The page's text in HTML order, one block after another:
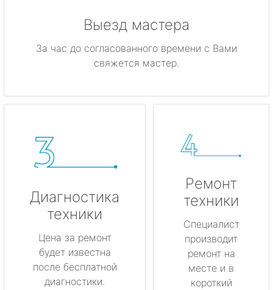
Кириши
Коммунар
Кудрово
Лодейное Поле
Луга
Любань
Мурино
Никольское
Выезд мастера
За час до согласованного времени с Вами
свяжется мастер.
Диагностика
техники
Цена за ремонт
будет известна
после бесплатной
диагностики.
Ремонт
техники
Специалист
производит
ремонт на
месте и в
короткий